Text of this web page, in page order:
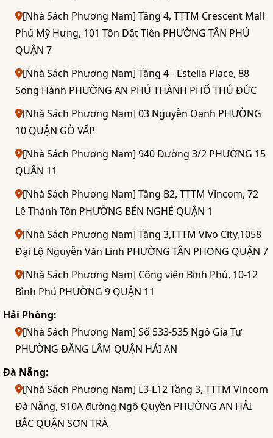
[Nhà Sách Phương Nam] Tầng 4, TTTM Crescent Mall
Phú Mỹ Hưng, 101 Tôn Dật Tiên PHƯỜNG TÂN PHÚ
QUẬN 7
[Nhà Sách Phương Nam] Tầng 4 - Estella Place, 88
Song Hành PHƯỜNG AN PHÚ THÀNH PHỐ THỦ ĐỨC
[Nhà Sách Phương Nam] 03 Nguyễn Oanh PHƯỜNG
10 QUẬN GÒ VẤP
[Nhà Sách Phương Nam] 940 Đường 3/2 PHƯỜNG 15
QUẬN 11
[Nhà Sách Phương Nam] Tầng B2, TTTM Vincom, 72
Lê Thánh Tôn PHƯỜNG BẾN NGHÉ QUẬN 1
[Nhà Sách Phương Nam] Tầng 3,TTTM Vivo City,1058
Đại Lộ Nguyễn Văn Linh PHƯỜNG TÂN PHONG QUẬN 7
[Nhà Sách Phương Nam] Công viên Bình Phú, 10-12
Bình Phú PHƯỜNG 9 QUẬN 11
Hải Phòng:
[Nhà Sách Phương Nam] Số 533-535 Ngô Gia Tự
PHƯỜNG ĐẰNG LÂM QUẬN HẢI AN
Đà Nẵng:
[Nhà Sách Phương Nam] L3-L12 Tầng 3, TTTM Vincom
Đà Nẵng, 910A đường Ngô Quyền PHƯỜNG AN HẢI
BẮC QUẬN SƠN TRÀ